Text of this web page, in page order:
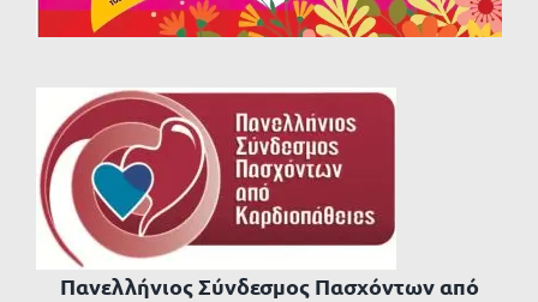
Πανελλήνιος Σύνδεσμος Πασχόντων από